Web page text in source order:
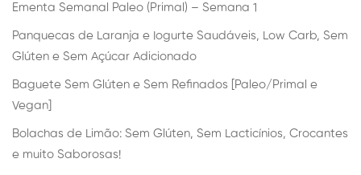
Ementa Semanal Paleo (Primal) – Semana 1
Panquecas de Laranja e Iogurte Saudáveis, Low Carb, Sem
Glúten e Sem Açúcar Adicionado
Baguete Sem Glúten e Sem Refinados [Paleo/Primal e
Vegan]
Bolachas de Limão: Sem Glúten, Sem Lacticínios, Crocantes
e muito Saborosas!